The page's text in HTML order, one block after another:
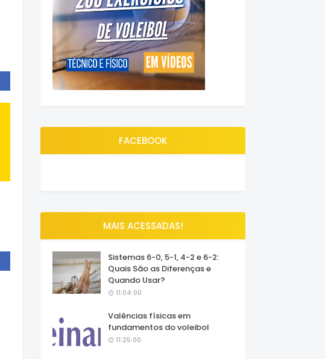
FACEBOOK
MAIS ACESSADAS!
Sistemas 6-0, 5-1, 4-2 e 6-2:
Quais São as Diferenças e
Quando Usar?
11:04:00
Valências físicas em
fundamentos do voleibol
11:25:00